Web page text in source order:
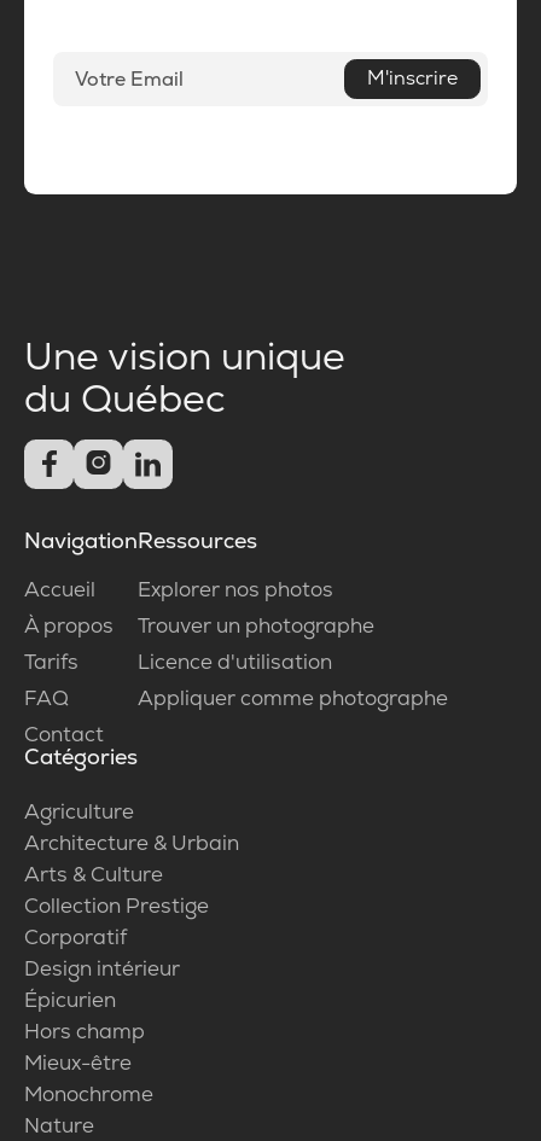
M'inscrire
Une vision unique
du Québec
  
Navigation
Accueil
À propos
Tarifs
FAQ
Contact
Ressources
Explorer nos photos
Trouver un photographe
Licence d'utilisation
Appliquer comme photographe
Catégories
Agriculture
Architecture & Urbain
Arts & Culture
Collection Prestige
Corporatif
Design intérieur
Épicurien
Hors champ
Mieux-être
Monochrome
Nature